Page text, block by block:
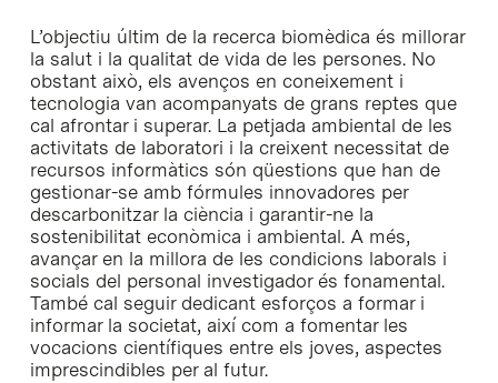
L’objectiu últim de la recerca biomèdica és millorar
la salut i la qualitat de vida de les persones. No
obstant això, els avenços en coneixement i
tecnologia van acompanyats de grans reptes que
cal afrontar i superar. La petjada ambiental de les
activitats de laboratori i la creixent necessitat de
recursos informàtics són qüestions que han de
gestionar-se amb fórmules innovadores per
descarbonitzar la ciència i garantir-ne la
sostenibilitat econòmica i ambiental. A més,
avançar en la millora de les condicions laborals i
socials del personal investigador és fonamental.
També cal seguir dedicant esforços a formar i
informar la societat, així com a fomentar les
vocacions científiques entre els joves, aspectes
imprescindibles per al futur.